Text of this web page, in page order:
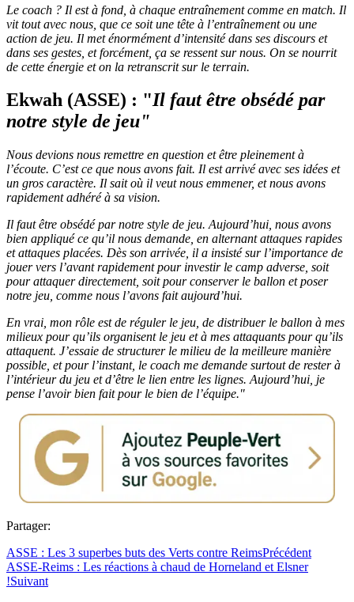
Le coach ? Il est à fond, à chaque entraînement comme en match. Il
vit tout avec nous, que ce soit une tête à l’entraînement ou une
action de jeu. Il met énormément d’intensité dans ses discours et
dans ses gestes, et forcément, ça se ressent sur nous. On se nourrit
de cette énergie et on la retranscrit sur le terrain.
Ekwah (ASSE) : "Il faut être obsédé par
notre style de jeu"
Nous devions nous remettre en question et être pleinement à
l’écoute. C’est ce que nous avons fait. Il est arrivé avec ses idées et
un gros caractère. Il sait où il veut nous emmener, et nous avons
rapidement adhéré à sa vision.
Il faut être obsédé par notre style de jeu. Aujourd’hui, nous avons
bien appliqué ce qu’il nous demande, en alternant attaques rapides
et attaques placées. Dès son arrivée, il a insisté sur l’importance de
jouer vers l’avant rapidement pour investir le camp adverse, soit
pour attaquer directement, soit pour conserver le ballon et poser
notre jeu, comme nous l’avons fait aujourd’hui.
En vrai, mon rôle est de réguler le jeu, de distribuer le ballon à mes
milieux pour qu’ils organisent le jeu et à mes attaquants pour qu’ils
attaquent. J’essaie de structurer le milieu de la meilleure manière
possible, et pour l’instant, le coach me demande surtout de rester à
l’intérieur du jeu et d’être le lien entre les lignes. Aujourd’hui, je
pense l’avoir bien fait pour le bien de l’équipe."
Partager:
ASSE : Les 3 superbes buts des Verts contre ReimsPrécédent
ASSE-Reims : Les réactions à chaud de Horneland et Elsner
!Suivant